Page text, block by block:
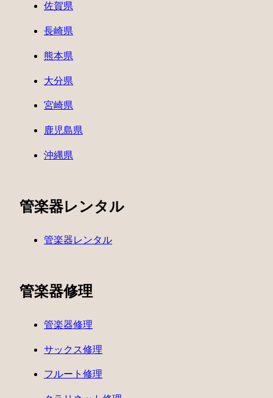
佐賀県
長崎県
熊本県
大分県
宮崎県
鹿児島県
沖縄県
管楽器レンタル
管楽器レンタル
管楽器修理
管楽器修理
サックス修理
フルート修理